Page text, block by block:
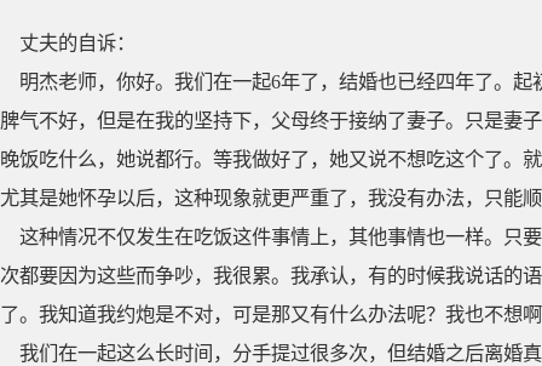
丈夫的自诉：
明杰老师，你好。我们在一起6年了，结婚也已经四年了。
脾气不好，但是在我的坚持下，父母终于接纳了妻子。只是妻
晚饭吃什么，她说都行。等我做好了，她又说不想吃这个了。
尤其是她怀孕以后，这种现象就更严重了，我没有办法，只能
这种情况不仅发生在吃饭这件事情上，其他事情也一样。只
次都要因为这些而争吵，我很累。我承认，有的时候我说话的
了。我知道我约炮是不对，可是那又有什么办法呢？我也不想
我们在一起这么长时间，分手提过很多次，但结婚之后离婚